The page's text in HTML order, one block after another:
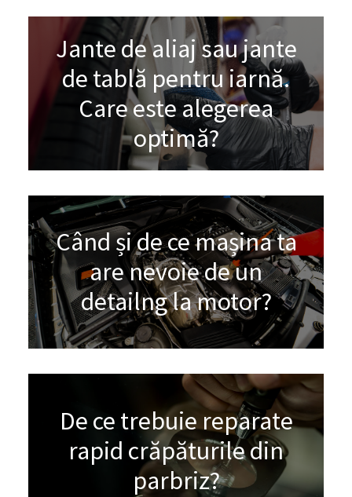
Jante de aliaj sau jante
de tablă pentru iarnă.
Care este alegerea
optimă?
Când și de ce mașina ta
are nevoie de un
detailng la motor?
De ce trebuie reparate
rapid crăpăturile din
parbriz?